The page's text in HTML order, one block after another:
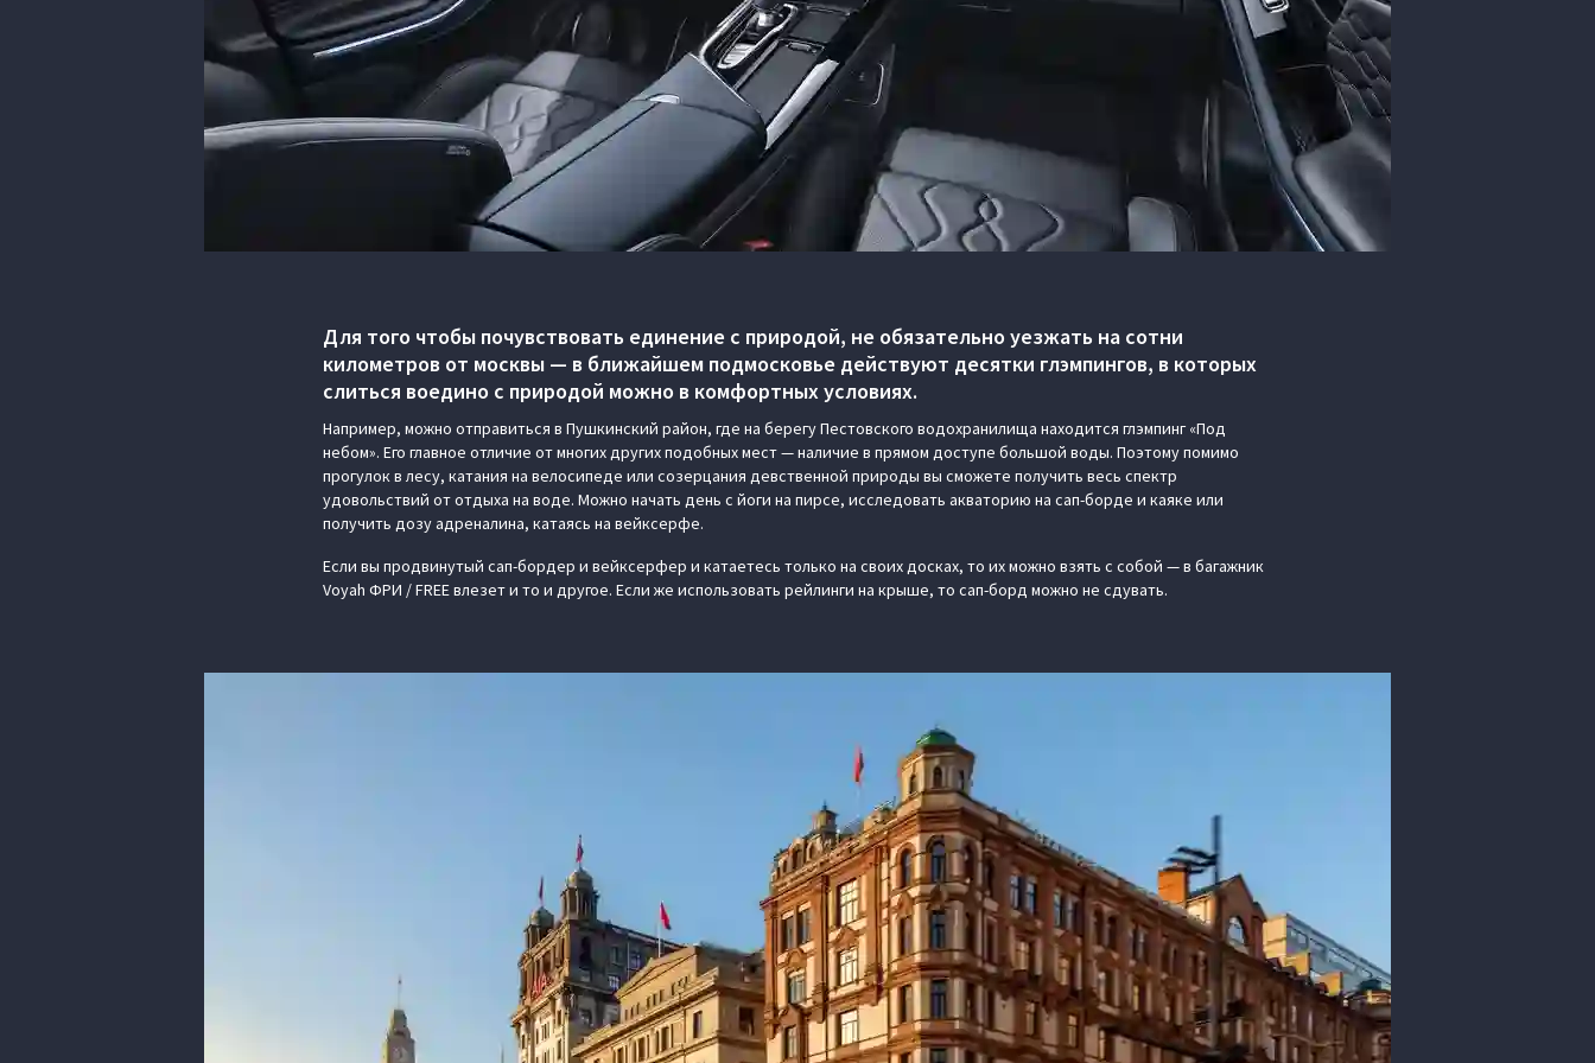
Для того чтобы почувствовать единение с природой, не обязательно уезжать на сотни
километров от москвы — в ближайшем подмосковье действуют десятки глэмпингов, в которых
слиться воедино с природой можно в комфортных условиях.
Например, можно отправиться в Пушкинский район, где на берегу Пестовского водохранилища находится глэмпинг «Под
небом». Его главное отличие от многих других подобных мест — наличие в прямом доступе большой воды. Поэтому помимо
прогулок в лесу, катания на велосипеде или созерцания девственной природы вы сможете получить весь спектр
удовольствий от отдыха на воде. Можно начать день с йоги на пирсе, исследовать акваторию на сап-борде и каяке или
получить дозу адреналина, катаясь на вейксерфе.
Если вы продвинутый сап-бордер и вейксерфер и катаетесь только на своих досках, то их можно взять с собой — в багажник
Voyah ФРИ / FREE влезет и то и другое. Если же использовать рейлинги на крыше, то сап-борд можно не сдувать.